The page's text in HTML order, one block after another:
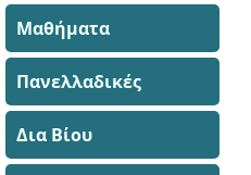
Μαθήματα
Πανελλαδικές
Δια Βίου